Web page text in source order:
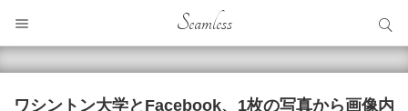
Seamless
ワシントン大学とFacebook、1枚の写真から画像内
サイト内検索